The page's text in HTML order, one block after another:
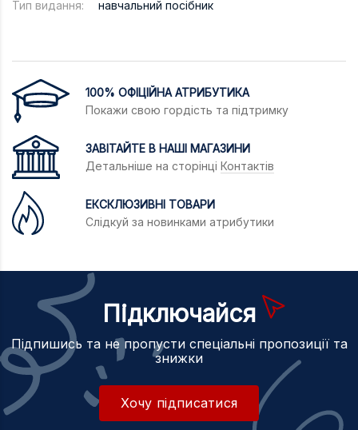
Тип видання:
навчальний посібник
100% ОФІЦІЙНА АТРИБУТИКА
Покажи свою гордість та підтримку
ЗАВІТАЙТЕ В НАШІ МАГАЗИНИ
Детальніше на сторінці Контактів
ЕКСКЛЮЗИВНІ ТОВАРИ
Слідкуй за новинками атрибутики
Підключайся
Підпишись та не пропусти спеціальні пропозиції та
знижки
Хочу підписатися